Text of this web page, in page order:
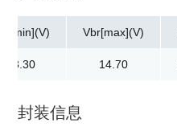
13.30
Vbr[max](V)
14.70
封装信息